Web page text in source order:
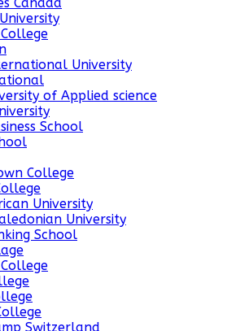
Canada
University
of Applied science
School
College
University
University
School
Switzerland